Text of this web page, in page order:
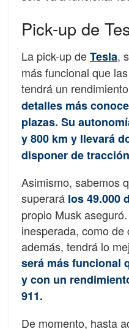
Pick-up de
La pick-up deTesla,
más funcional que
tendrá un
detalles más
plazas. Su
y 800 km y llevará
disponer de
Asimismo, sabemos
superará los 49.000
propio Musk
inesperada, como de
además, tendrá lo
será más funcional
y con un
911.
De momento, hasta